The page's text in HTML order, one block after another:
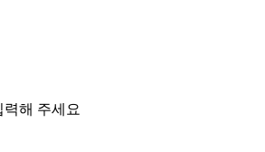
해 주세요